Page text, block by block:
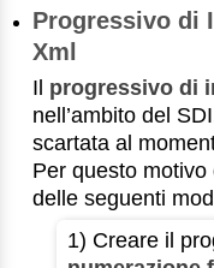
Progressivo di
Xml
Il progressivo di
nell’ambito del
scartata al
Per questo
delle seguenti
1) Creare il